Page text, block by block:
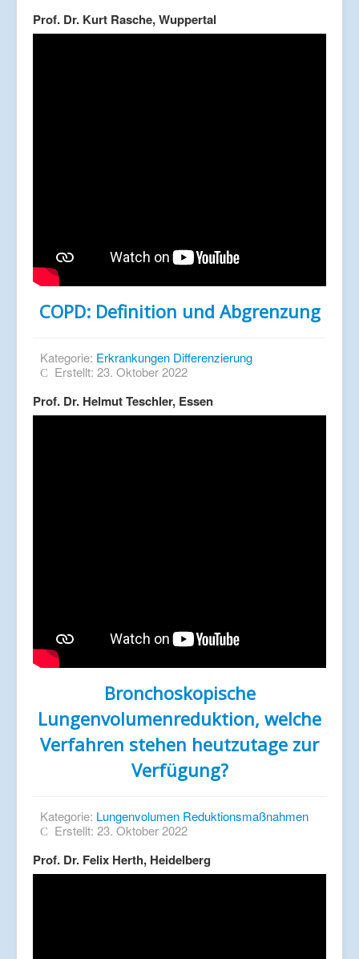
Prof. Dr. Kurt Rasche, Wuppertal
COPD: Definition und Abgrenzung
Kategorie: Erkrankungen Differenzierung
Erstellt: 23. Oktober 2022
Prof. Dr. Helmut Teschler, Essen
Bronchoskopische
Lungenvolumenreduktion, welche
Verfahren stehen heutzutage zur
Verfügung?
Kategorie: Lungenvolumen Reduktionsmaßnahmen
Erstellt: 23. Oktober 2022
Prof. Dr. Felix Herth, Heidelberg